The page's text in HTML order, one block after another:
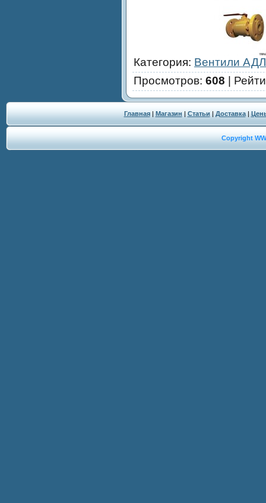
Категория: Вентили АДЛ
Просмотров: 608 |
Главная| Магазин | Статьи | Доставка|
Copyright